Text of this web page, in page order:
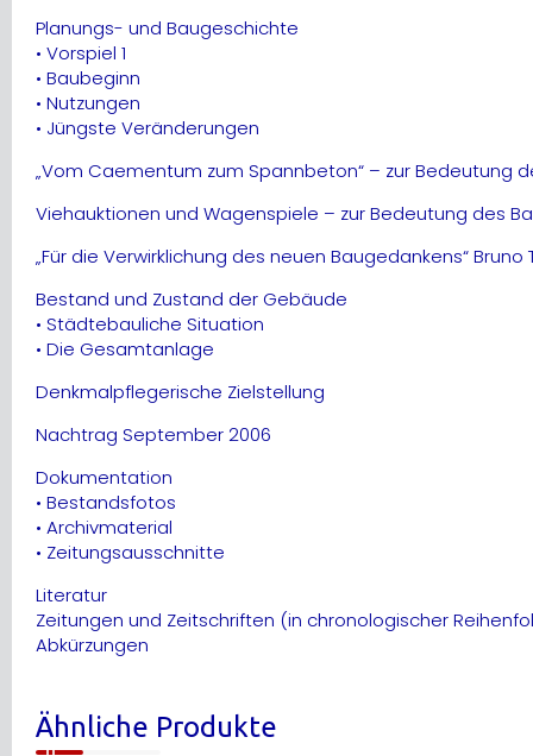
Planungs- und Baugeschichte
• Vorspiel 1
• Baubeginn
• Nutzungen
• Jüngste Veränderungen
„Vom Caementum zum Spannbeton“ – zur Bedeutung
Viehauktionen und Wagenspiele – zur Bedeutung des
„Für die Verwirklichung des neuen Baugedankens“
Bestand und Zustand der Gebäude
• Städtebauliche Situation
• Die Gesamtanlage
Denkmalpflegerische Zielstellung
Nachtrag September 2006
Dokumentation
• Bestandsfotos
• Archivmaterial
• Zeitungsausschnitte
Literatur
Zeitungen und Zeitschriften (in chronologischer
Abkürzungen
Ähnliche Produkte